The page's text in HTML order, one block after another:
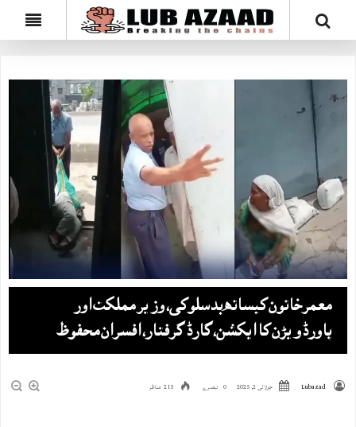
معمرخاتون کیساتھ بدسلوکی، وزیر مملکت اور
پاورڈویژن کا ایکشن، گارڈ گرفتار، افسران محفوظ
Lubazad جولائی 2, 2025 0 تبصرے 215 مناظر